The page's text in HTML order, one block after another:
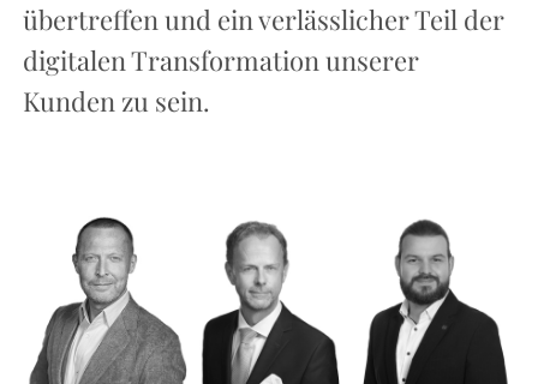
übertreffen und ein verlässlicher Teil der
digitalen Transformation unserer
Kunden zu sein.